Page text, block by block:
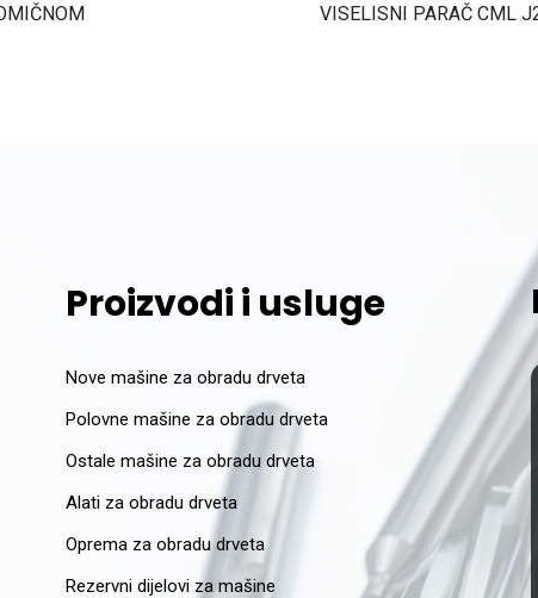
VISELISNI PARAČ CML
Proizvodi i usluge
Nove mašine za obradu drveta
Polovne mašine za obradu drveta
Ostale mašine za obradu drveta
Alati za obradu drveta
Oprema za obradu drveta
Rezervni dijelovi za mašine